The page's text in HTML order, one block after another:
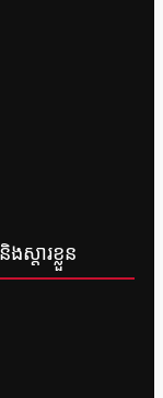
តារខ្លួន